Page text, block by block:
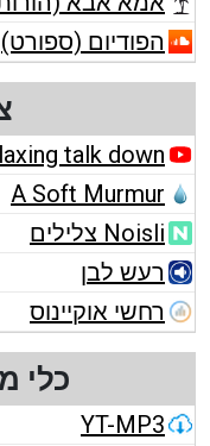
הפודיום (ספורט)
talk down
A Soft Murmur
Noisli צלילים
רעש לבן
רחשי אוקיינוס
כלי
YT-MP3